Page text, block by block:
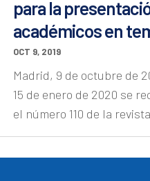
para la
académicos en
OCT 9, 2019
Madrid, 9 de octubre de
15 de enero de 2020 se
el número 110 de la